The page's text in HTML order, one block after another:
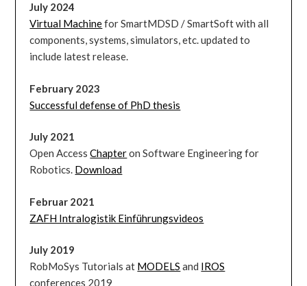
July 2024
Virtual Machinefor SmartMDSD / SmartSoft with all
components, systems, simulators, etc. updated to
include latest release.
February 2023
Successful defense of PhD thesis
July 2021
Open AccessChapteron Software Engineering for
Robotics. Download
Februar 2021
ZAFH Intralogistik Einführungsvideos
July 2019
RobMoSys Tutorials at MODELS and IROS
conferences 2019